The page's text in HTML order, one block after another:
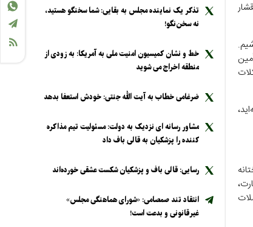
تذکر یک نماینده مجلس به بقایی: شما سخنگو هستید،
نه سخن‌نگو!
خط و نشان کمیسیون امنیت ملی به آمریکا: به زودی از
منطقه اخراج می شوید
ضرغامی خطاب به آیت الله جنتی: خودش استعفا بدهد
مشاور رسانه ای نزدیک به دولت: مسئولیت تیم مذاکره
کننده را پزشکیان به قالی باف داد
رسایی: قالی باف و پزشکیان شکست عشقی خورده‌اند
انتقاد تند صمصامی: «شورای هماهنگی مجلس»
غیرقانونی و بدعت است!